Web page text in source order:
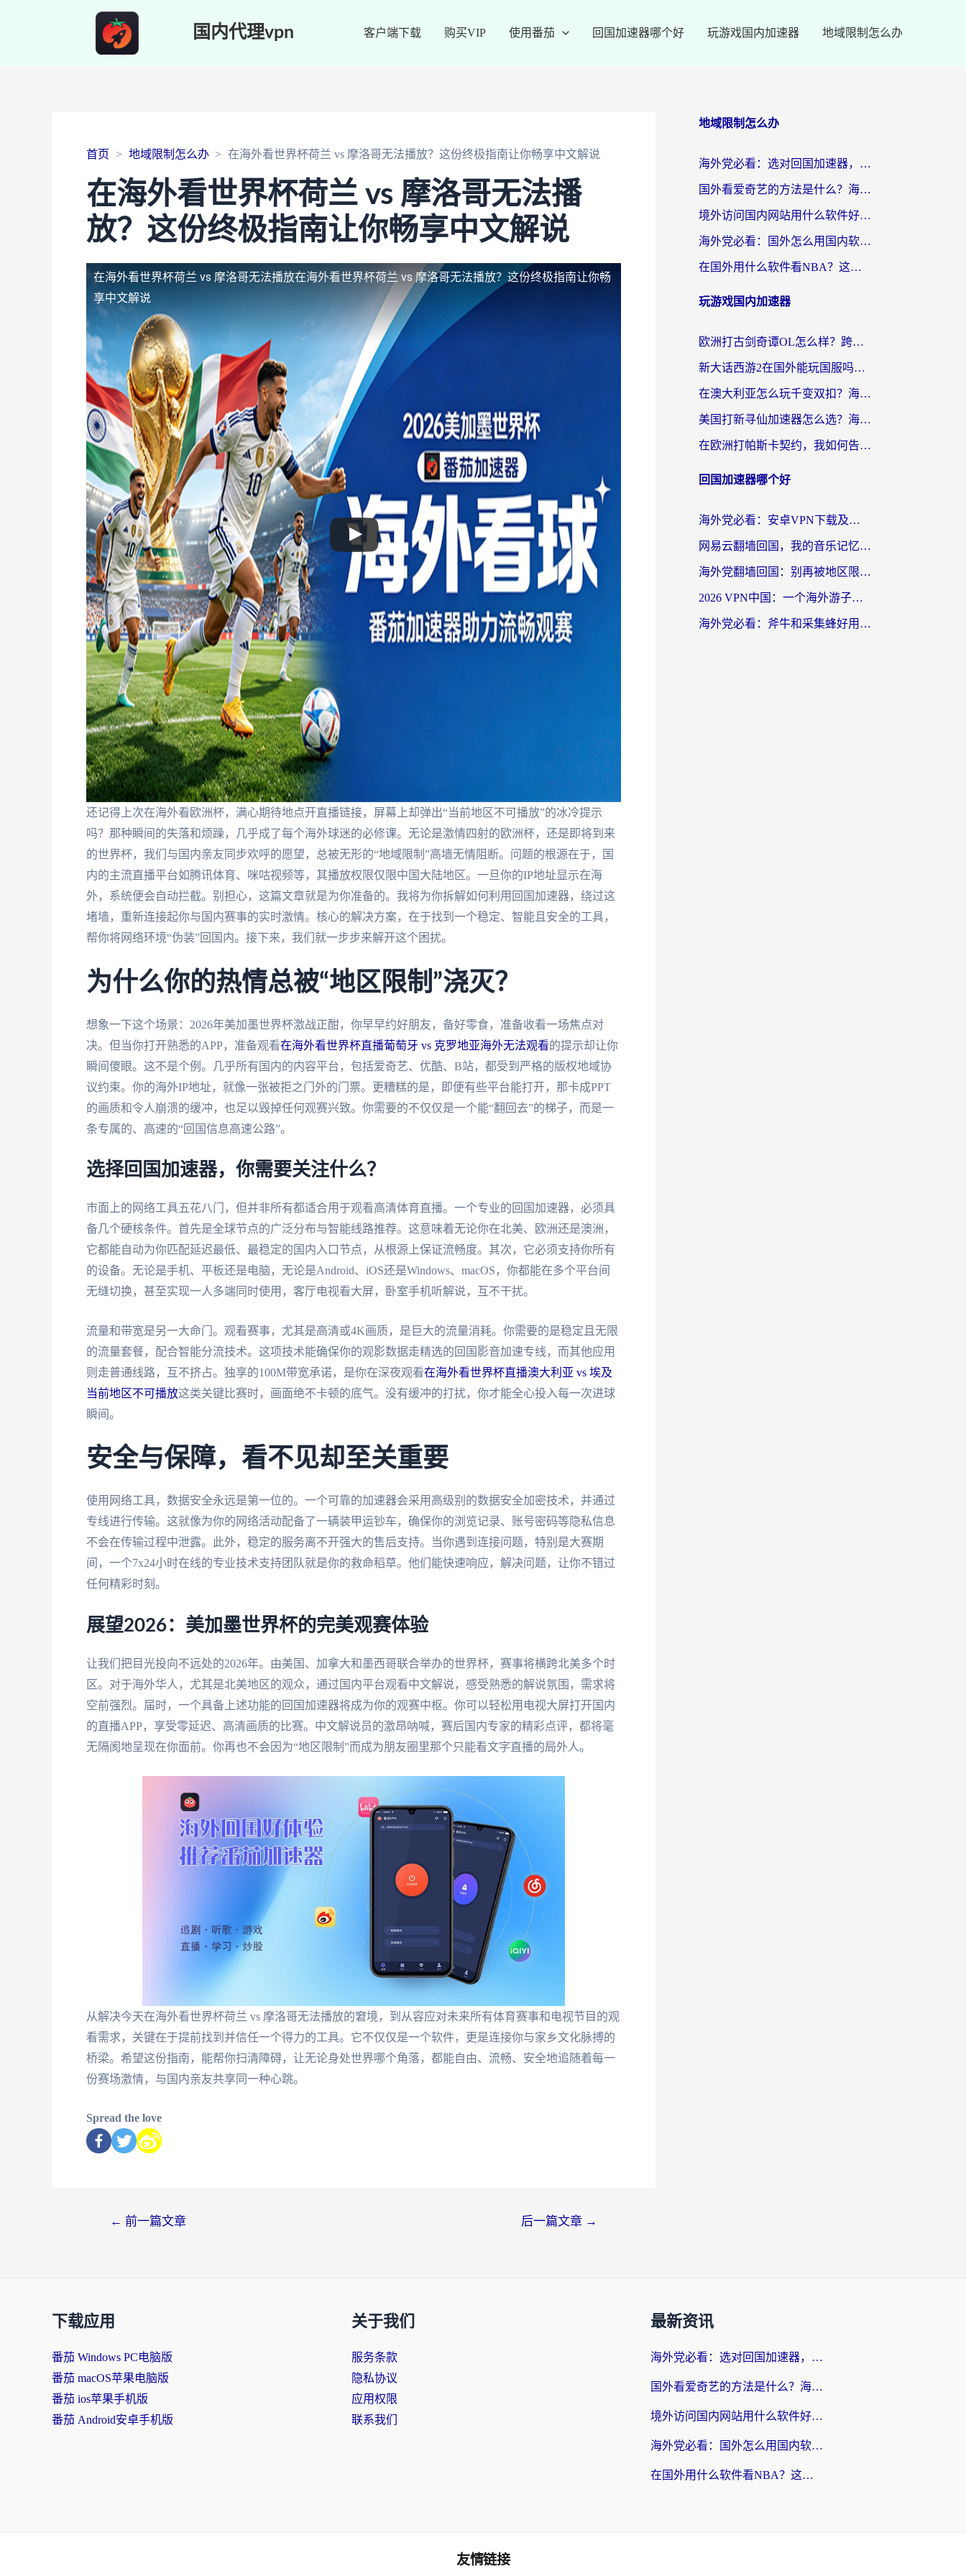
国内代理vpn 客户端下载 购买VIP 使用番茄 回国加速器哪个好 玩游戏国内加速器 地域限制怎么办
首页 地域限制怎么办 在海外看世界杯荷兰 vs 摩洛哥无法播放？这份终极指南让你畅享中文解说
在海外看世界杯荷兰 vs 摩洛哥无法播
放？这份终极指南让你畅享中文解说
在海外看世界杯荷兰 vs 摩洛哥无法播放在海外看世界杯荷兰 vs 摩洛哥无法播放？这份终极指南让你畅
享中文解说
还记得上次在海外看欧洲杯，满心期待地点开直播链接，屏幕上却弹出“当前地区不可播放”的冰冷提示
吗？那种瞬间的失落和烦躁，几乎成了每个海外球迷的必修课。无论是激情四射的欧洲杯，还是即将到来
的世界杯，我们与国内亲友同步欢呼的愿望，总被无形的“地域限制”高墙无情阻断。问题的根源在于，国
内的主流直播平台如腾讯体育、咪咕视频等，其播放权限仅限中国大陆地区。一旦你的IP地址显示在海
外，系统便会自动拦截。别担心，这篇文章就是为你准备的。我将为你拆解如何利用回国加速器，绕过这
堵墙，重新连接起你与国内赛事的实时激情。核心的解决方案，在于找到一个稳定、智能且安全的工具，
帮你将网络环境“伪装”回国内。接下来，我们就一步步来解开这个困扰。
为什么你的热情总被“地区限制”浇灭？
想象一下这个场景：2026年美加墨世界杯激战正酣，你早早约好朋友，备好零食，准备收看一场焦点对
决。但当你打开熟悉的APP，准备观看在海外看世界杯直播葡萄牙 vs 克罗地亚海外无法观看的提示却让你
瞬间傻眼。这不是个例。几乎所有国内的内容平台，包括爱奇艺、优酷、B站，都受到严格的版权地域协
议约束。你的海外IP地址，就像一张被拒之门外的门票。更糟糕的是，即便有些平台能打开，那卡成PPT
的画质和令人崩溃的缓冲，也足以毁掉任何观赛兴致。你需要的不仅仅是一个能“翻回去”的梯子，而是一
条专属的、高速的“回国信息高速公路”。
选择回国加速器，你需要关注什么？
市面上的网络工具五花八门，但并非所有都适合用于观看高清体育直播。一个专业的回国加速器，必须具
备几个硬核条件。首先是全球节点的广泛分布与智能线路推荐。这意味着无论你在北美、欧洲还是澳洲，
它都能自动为你匹配延迟最低、最稳定的国内入口节点，从根源上保证流畅度。其次，它必须支持你所有
的设备。无论是手机、平板还是电脑，无论是Android、iOS还是Windows、macOS，你都能在多个平台间
无缝切换，甚至实现一人多端同时使用，客厅电视看大屏，卧室手机听解说，互不干扰。
流量和带宽是另一大命门。观看赛事，尤其是高清或4K画质，是巨大的流量消耗。你需要的是稳定且无限
的流量套餐，配合智能分流技术。这项技术能确保你的观影数据走精选的回国影音加速专线，而其他应用
则走普通线路，互不挤占。独享的100M带宽承诺，是你在深夜观看在海外看世界杯直播澳大利亚 vs 埃及
当前地区不可播放这类关键比赛时，画面绝不卡顿的底气。没有缓冲的打扰，你才能全心投入每一次进球
瞬间。
安全与保障，看不见却至关重要
使用网络工具，数据安全永远是第一位的。一个可靠的加速器会采用高级别的数据安全加密技术，并通过
专线进行传输。这就像为你的网络活动配备了一辆装甲运钞车，确保你的浏览记录、账号密码等隐私信息
不会在传输过程中泄露。此外，稳定的服务离不开强大的售后支持。当你遇到连接问题，特别是大赛期
间，一个7x24小时在线的专业技术支持团队就是你的救命稻草。他们能快速响应，解决问题，让你不错过
任何精彩时刻。
展望2026：美加墨世界杯的完美观赛体验
让我们把目光投向不远处的2026年。由美国、加拿大和墨西哥联合举办的世界杯，赛事将横跨北美多个时
区。对于海外华人，尤其是北美地区的观众，通过国内平台观看中文解说，感受熟悉的解说氛围，需求将
空前强烈。届时，一个具备上述功能的回国加速器将成为你的观赛中枢。你可以轻松用电视大屏打开国内
的直播APP，享受零延迟、高清画质的比赛。中文解说员的激昂呐喊，赛后国内专家的精彩点评，都将毫
无隔阂地呈现在你面前。你再也不会因为“地区限制”而成为朋友圈里那个只能看文字直播的局外人。
从解决今天在海外看世界杯荷兰 vs 摩洛哥无法播放的窘境，到从容应对未来所有体育赛事和电视节目的观
看需求，关键在于提前找到并信任一个得力的工具。它不仅仅是一个软件，更是连接你与家乡文化脉搏的
桥梁。希望这份指南，能帮你扫清障碍，让无论身处世界哪个角落，都能自由、流畅、安全地追随着每一
份赛场激情，与国内亲友共享同一种心跳。
Spread the love
← 前一篇文章 后一篇文章 →
地域限制怎么办
海外党必看：选对回国加速器，轻松翻墙到国内看剧+解决12123访问难题
国外看爱奇艺的方法是什么？海外党亲测有效的追剧加速指南
境外访问国内网站用什么软件好？留学生亲测：这款加速器让我无缝刷B站、看爱奇艺
海外党必看：国外怎么用国内软件？选对加速器才是关键
在国外用什么软件看NBA？这可能是你最需要的答案
玩游戏国内加速器
欧洲打古剑奇谭OL怎么样？跨越延迟的江湖梦
新大话西游2在国外能玩国服吗？海外玩家不卡的秘密都在这
在澳大利亚怎么玩千变双扣？海外党国服游戏加速终极指南
美国打新寻仙加速器怎么选？海外党亲测有效的国服游戏加速指南
在欧洲打帕斯卡契约，我如何告别延迟与卡顿？
回国加速器哪个好
海外党必看：安卓VPN下载及回国加速器选择指南——告别地区限制，无缝刷国内资源
网易云翻墙回国，我的音乐记忆终于能续上了
海外党翻墙回国：别再被地区限制卡脖子，选对加速器的正确姿势
2026 VPN中国：一个海外游子的数字归乡指南
海外党必看：斧牛和采集蜂好用吗？3步选对回国加速器，无缝刷国内资源
下载应用
番茄 Windows PC电脑版
番茄 macOS苹果电脑版
番茄 ios苹果手机版
番茄 Android安卓手机版
关于我们
服务条款
隐私协议
应用权限
联系我们
最新资讯
海外党必看：选对回国加速器，轻松翻墙到国内看剧+解决12123访问难题
国外看爱奇艺的方法是什么？海外党亲测有效的追剧加速指南
境外访问国内网站用什么软件好？留学生亲测：这款加速器让我无缝刷B站、看爱奇艺
海外党必看：国外怎么用国内软件？选对加速器才是关键
在国外用什么软件看NBA？这可能是你最需要的答案
友情链接